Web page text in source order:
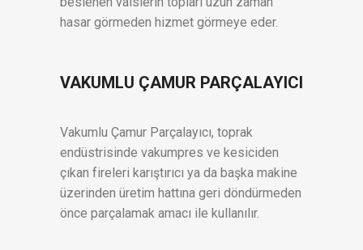
hasar görmeden hizmet görmeye eder.
VAKUMLU ÇAMUR PARÇALAYICI
Vakumlu Çamur Parçalayıcı, toprak
endüstrisinde vakumpres ve kesiciden
çıkan fireleri karıştırıcı ya da başka makine
üzerinden üretim hattına geri döndürmeden
önce parçalamak amacı ile kullanılır.